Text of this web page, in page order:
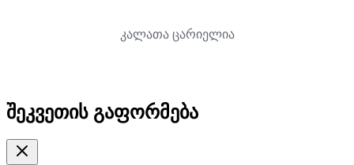
კალათა ცარიელია
შეკვეთის გაფორმება